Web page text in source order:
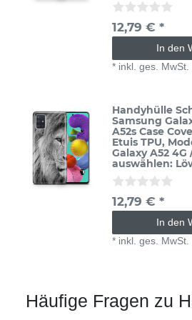
12,79 € *
In den
* inkl. ges. MwSt.
Handyhülle
Samsung
A52s Case
Etuis TPU,
Galaxy A52 4G
auswählen:
12,79 € *
In den
* inkl. ges. MwSt.
Häufige Fragen zu